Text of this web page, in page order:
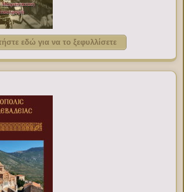
εδώ για να το ξεφυλλίσετε